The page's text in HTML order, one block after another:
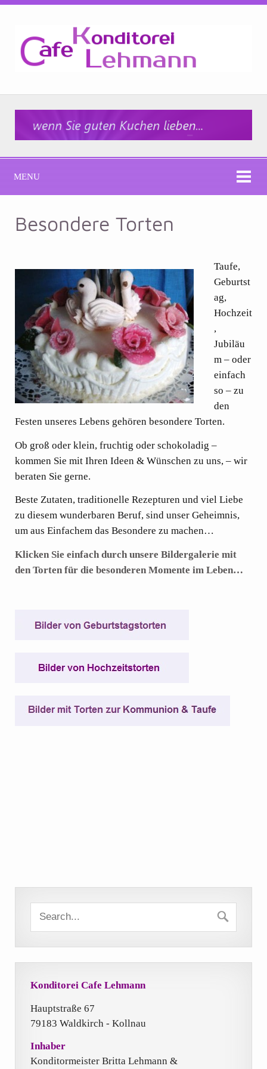
MENU
Besondere Torten
Taufe,
Geburtst
ag,
Hochzeit
,
Jubiläu
m – oder
einfach
so – zu
den
Festen unseres Lebens gehören besondere Torten.
Ob groß oder klein, fruchtig oder schokoladig –
kommen Sie mit Ihren Ideen & Wünschen zu uns, – wir
beraten Sie gerne.
Beste Zutaten, traditionelle Rezepturen und viel Liebe
zu diesem wunderbaren Beruf, sind unser Geheimnis,
um aus Einfachem das Besondere zu machen…
Klicken Sie einfach durch unsere Bildergalerie mit
den Torten für die besonderen Momente im Leben…
Konditorei Cafe Lehmann
Hauptstraße 67
79183 Waldkirch - Kollnau
Inhaber
Konditormeister Britta Lehmann &